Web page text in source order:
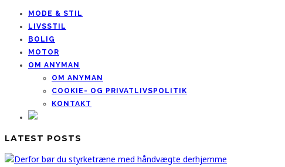
MODE & STIL
LIVSSTIL
BOLIG
MOTOR
OM ANYMAN
OM ANYMAN
COOKIE- OG PRIVATLIVSPOLITIK
KONTAKT
LATEST POSTS